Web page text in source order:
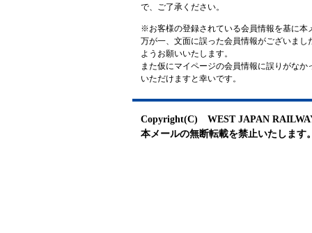
で、ご了承ください。
※お客様の登録されている会員情報を基に本
万が一、文面に誤った会員情報がございま
ようお願いいたします。
また仮にマイページの会員情報に誤りがな
いただけますと幸いです。
Copyright(C) WEST JAPAN
本メールの無断転載を禁止いたします